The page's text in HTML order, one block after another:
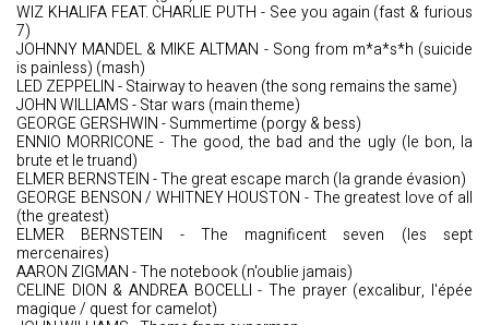
WIZ KHALIFA FEAT. CHARLIE PUTH - See you again (fast & furious
7)
JOHNNY MANDEL & MIKE ALTMAN - Song from m*a*s*h (suicide
is painless) (mash)
LED ZEPPELIN - Stairway to heaven (the song remains the same)
JOHN WILLIAMS - Star wars (main theme)
GEORGE GERSHWIN - Summertime (porgy & bess)
ENNIO MORRICONE - The good, the bad and the ugly (le bon, la
brute et le truand)
ELMER BERNSTEIN - The great escape march (la grande évasion)
GEORGE BENSON / WHITNEY HOUSTON - The greatest love of all
(the greatest)
ELMER BERNSTEIN - The magnificent seven (les sept
mercenaires)
AARON ZIGMAN - The notebook (n'oublie jamais)
CELINE DION & ANDREA BOCELLI - The prayer (excalibur, l'épée
magique / quest for camelot)